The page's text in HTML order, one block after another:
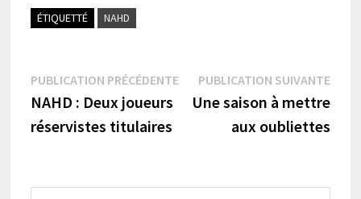
ÉTIQUETTÉ NAHD
Navigation
de
PUBLICATION PRÉCÉDENTEPublication
précédente :
NAHD : Deux joueurs
réservistes titulaires
PUBLICATION SUIVANTE
Une saison à mettre
aux oubliettes